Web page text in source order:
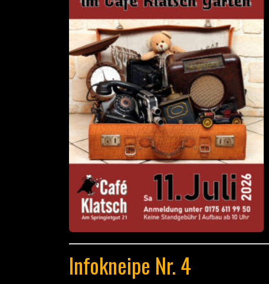
Infokneipe Nr. 4